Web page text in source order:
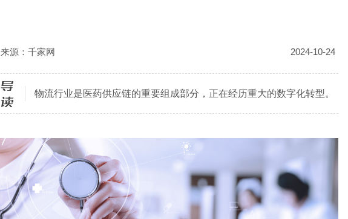
来源：千家网 2024-10-24
物流行业是医药供应链的重要组成部分，正在经历重大的数字化转型。
电力行业智能化技术应用与项目